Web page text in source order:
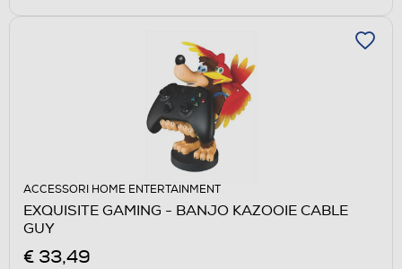
ACCESSORI HOME ENTERTAINMENT
EXQUISITE GAMING - BANJO KAZOOIE CABLE
GUY
€ 33,49